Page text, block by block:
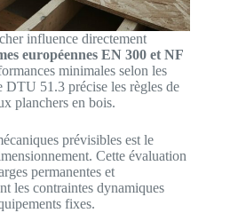
influence directement
européennes EN 300 et NF
minimales selon les
DTU 51.3 précise les règles de
planchers en bois.
prévisibles est le
Cette évaluation
permanentes et
les contraintes dynamiques
fixes.